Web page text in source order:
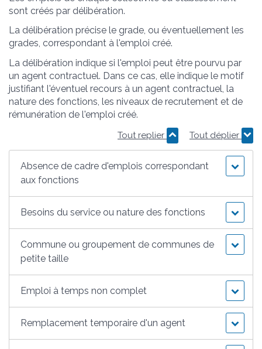
sont créés par délibération.
La délibération précise le grade, ou éventuellement les
grades, correspondant à l'emploi créé.
La délibération indique si l'emploi peut être pourvu par
un agent contractuel. Dans ce cas, elle indique le motif
justifiant l'éventuel recours à un agent contractuel, la
nature des fonctions, les niveaux de recrutement et de
rémunération de l'emploi créé.
Tout replier Tout déplier
Absence de cadre d'emplois correspondant
aux fonctions
Besoins du service ou nature des fonctions
Commune ou groupement de communes de
petite taille
Emploi à temps non complet
Remplacement temporaire d'un agent